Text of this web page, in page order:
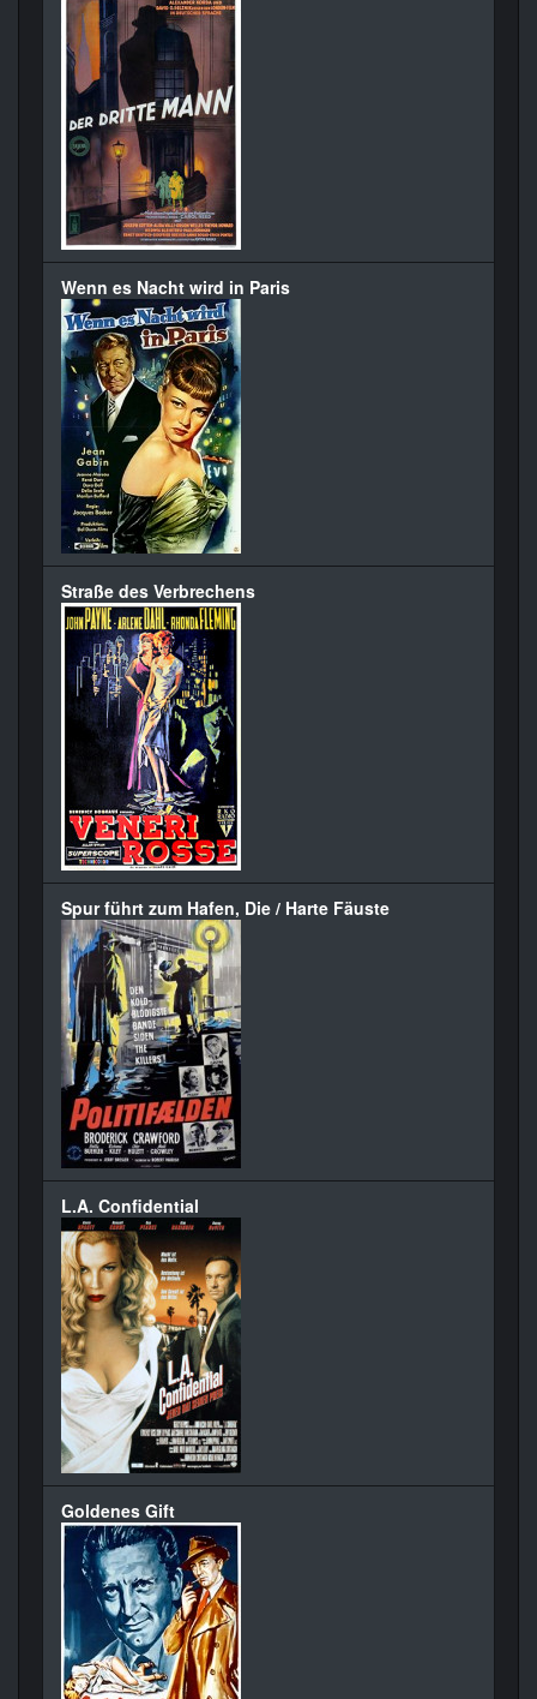
Wenn es Nacht wird in Paris
Straße des Verbrechens
Spur führt zum Hafen, Die / Harte Fäuste
L.A. Confidential
Goldenes Gift